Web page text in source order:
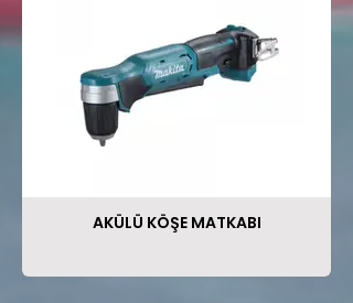
AKÜLÜ KÖŞE MATKABI